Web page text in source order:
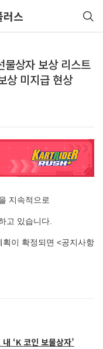
러스
물상자 보상 리스트
상 미지급 현상
지속적으로
고 있습니다.
이 확정되면 <공지사항
‘K 코인 보물상자’